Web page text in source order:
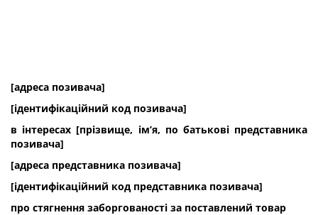
[адреса позивача]
[ідентифікаційний код позивача]
в інтересах [прізвище, ім’я, по батькові представника
позивача]
[адреса представника позивача]
[ідентифікаційний код представника позивача]
про стягнення заборгованості за поставлений товар